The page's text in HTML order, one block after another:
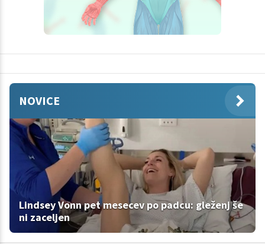
NOVICE
Lindsey Vonn pet mesecev po padcu: gleženj še
ni zaceljen